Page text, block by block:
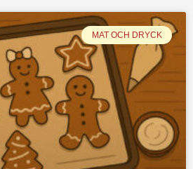
MAT OCH DRYCK